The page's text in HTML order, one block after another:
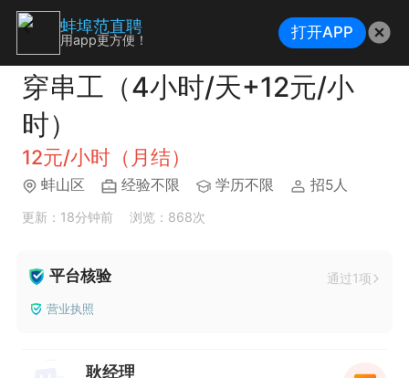
穿串工（4小时/天+12元/小
时）
12元/小时（月结）
蚌山区 经验不限 学历不限 招5人
更新：18分钟前 浏览：868次
平台核验 通过1项
营业执照
耿经理
蚌埠范直聘
用app更方便！ 打开APP